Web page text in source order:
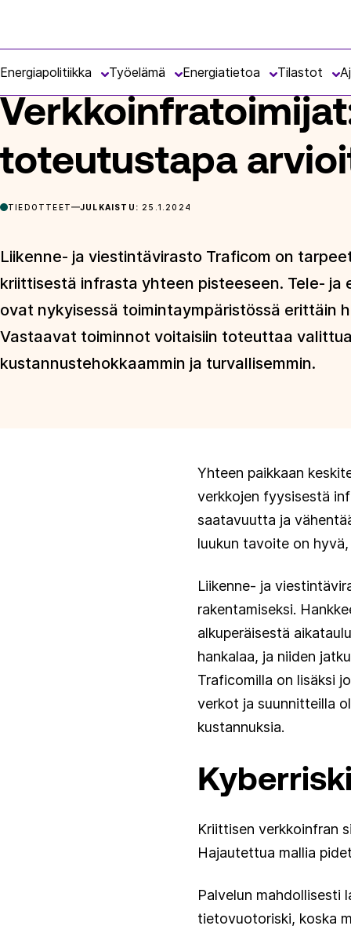
Energiapolitiikka Työelämä Energiatietoa Tilastot
toteutustapa
TIEDOTTEET JULKAISTU: 25.1.2024
Liikenne- ja viestintävirasto Traficom on
kriittisestä infrasta yhteen pisteeseen. Tele-
ovat nykyisessä toimintaympäristössä erittäin
Vastaavat toiminnot voitaisiin toteuttaa
kustannustehokkaammin ja turvallisemmin.
Yhteen paikkaan
verkkojen fyysisestä
saatavuutta ja
luukun tavoite on
Liikenne- ja
rakentamiseksi.
alkuperäisestä
hankalaa, ja niiden
Traficomilla on lisäksi
verkot ja suunnitteilla
kustannuksia.
Kriittisen verkkoinfran
Hajautettua mallia
Palvelun mahdollisesti
tietovuotoriski, koska